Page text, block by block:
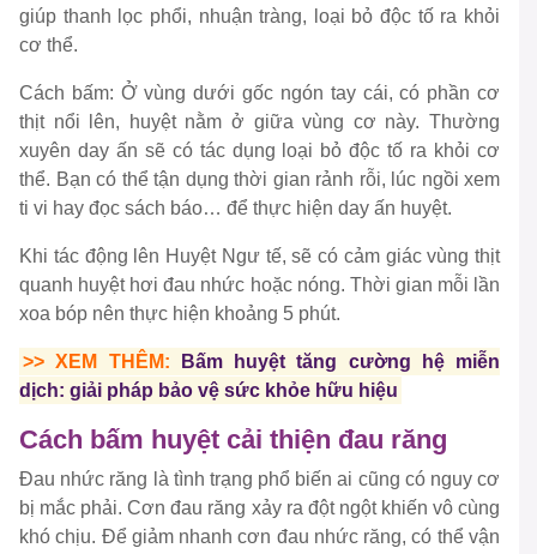
giúp thanh lọc phổi, nhuận tràng, loại bỏ độc tố ra khỏi
cơ thể.
Cách bấm: Ở vùng dưới gốc ngón tay cái, có phần cơ
thịt nổi lên, huyệt nằm ở giữa vùng cơ này. Thường
xuyên day ấn sẽ có tác dụng loại bỏ độc tố ra khỏi cơ
thể. Bạn có thể tận dụng thời gian rảnh rỗi, lúc ngồi xem
ti vi hay đọc sách báo… để thực hiện day ấn huyệt.
Khi tác động lên Huyệt Ngư tế, sẽ có cảm giác vùng thịt
quanh huyệt hơi đau nhức hoặc nóng. Thời gian mỗi lần
xoa bóp nên thực hiện khoảng 5 phút.
>> XEM THÊM:
Bấm huyệt tăng cường hệ miễn
dịch: giải pháp bảo vệ sức khỏe hữu hiệu
Cách bấm huyệt cải thiện đau răng
Đau nhức răng là tình trạng phổ biến ai cũng có nguy cơ
bị mắc phải. Cơn đau răng xảy ra đột ngột khiến vô cùng
khó chịu. Để giảm nhanh cơn đau nhức răng, có thể vận